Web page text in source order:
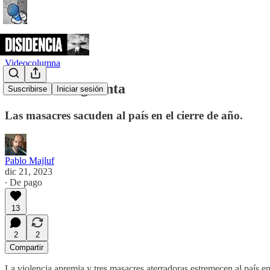
Suscribirse Iniciar sesión
Videocolumna
Navidad sangrienta
Las masacres sacuden al país en el cierre de año.
Pablo Majluf
dic 21, 2023
∙ De pago
13
2
2
Compartir